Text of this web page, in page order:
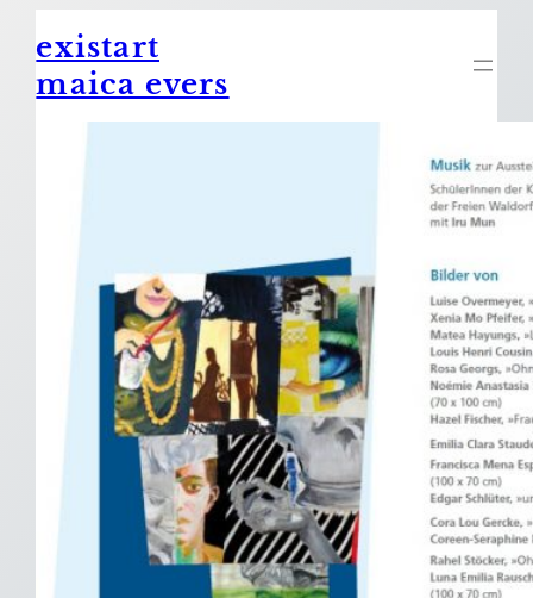
Inhalt
springen
existart
maica evers